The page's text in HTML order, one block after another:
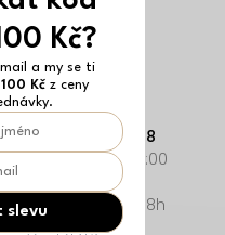
+420216216078
Po-Pá: 8:00-18:00
Žižkov 13000
19h, So-Ne 10-18h
Kč?
a my se ti
Kčz ceny
slevu